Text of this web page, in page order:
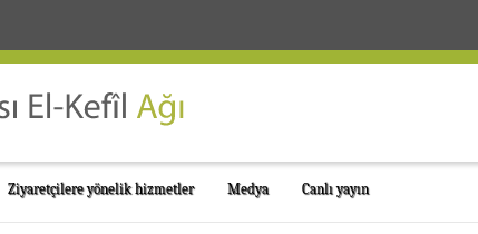
Ziyaretçilere yönelik hizmetler Medya Canlı yayın